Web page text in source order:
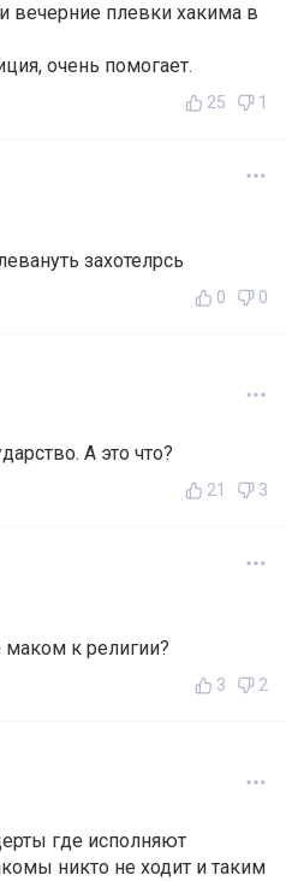
вечерние плевки хакима в
очень помогает.
25 1
захотелрсь
0 0
А это что?
21 3
к религии?
3 2
где исполняют
никто не ходит и таким